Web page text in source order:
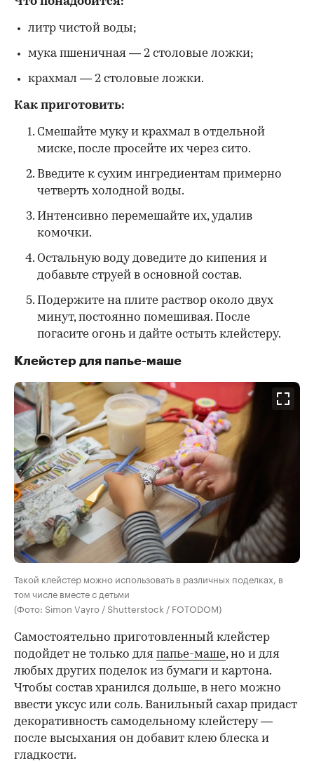
литр чистой воды;
мука пшеничная — 2 столовые ложки;
крахмал — 2 столовые ложки.
Как приготовить:
Смешайте муку и крахмал в отдельной
миске, после просейте их через сито.
Введите к сухим ингредиентам примерно
четверть холодной воды.
Интенсивно перемешайте их, удалив
комочки.
Остальную воду доведите до кипения и
добавьте струей в основной состав.
Подержите на плите раствор около двух
минут, постоянно помешивая. После
погасите огонь и дайте остыть клейстеру.
Клейстер для папье-маше
Такой клейстер можно использовать в различных поделках, в
том числе вместе с детьми
(Фото: Simon Vayro / Shutterstock / FOTODOM)
Самостоятельно приготовленный клейстер
подойдет не только для папье-маше, но и для
любых других поделок из бумаги и картона.
Чтобы состав хранился дольше, в него можно
ввести уксус или соль. Ванильный сахар придаст
декоративность самодельному клейстеру —
после высыхания он добавит клею блеска и
гладкости.